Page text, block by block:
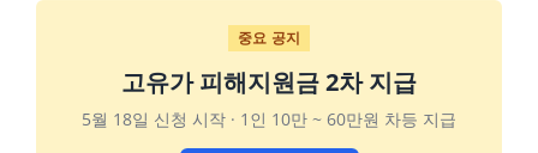
중요 공지
고유가 피해지원금 2차 지급
5월 18일 신청 시작 · 1인 10만 ~ 60만원 차등 지급